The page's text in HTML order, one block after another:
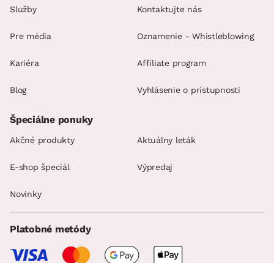
Služby
Pre média
Kariéra
Blog
Kontaktujte nás
Oznamenie - Whistleblowing
Affiliate program
Vyhlásenie o prístupnosti
Špeciálne ponuky
Akčné produkty Aktuálny leták
E-shop špeciál Výpredaj
Novinky
Platobné metódy